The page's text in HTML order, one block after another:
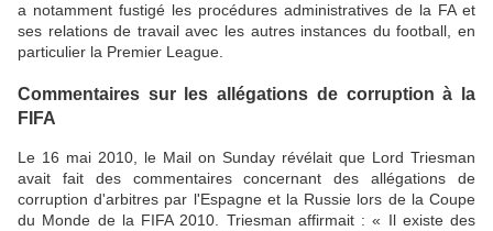
a notamment fustigé les procédures administratives de la FA et
ses relations de travail avec les autres instances du football, en
particulier la Premier League.
Commentaires sur les allégations de corruption à la
FIFA
Le 16 mai 2010, le Mail on Sunday révélait que Lord Triesman
avait fait des commentaires concernant des allégations de
corruption d'arbitres par l'Espagne et la Russie lors de la Coupe
du Monde de la FIFA 2010. Triesman affirmait : « Il existe des